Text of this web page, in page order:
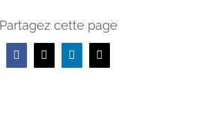
Partagez cette page
Facebook
X LinkedInEmail